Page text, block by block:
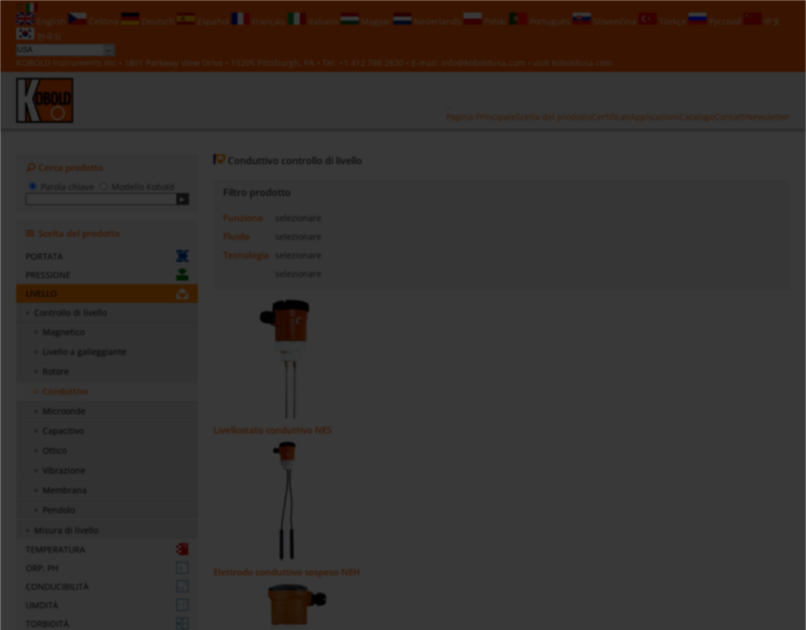
English
Čeština Deutsch Español Français Italiano Magyar Nederlands Polski Português Slovenčina Türkçe Русский
中文
한국의
KOBOLD Instruments Inc • 1801 Parkway View Drive • 15205 Pittsburgh, PA • Tel: +1 412 788 2830 • E-mail: info@koboldusa.com • visit koboldusa.com
Pagina PrincipaleScelta del prodottoCertificati Applicazioni CatalogoContatti Newsletter
Cerca prodotto
Modello Kobold
Scelta del prodotto
PORTATA
PRESSIONE
LIVELLO
Controllo di livello
Magnetico
Livello a galleggiante
Rotore
Conduttivo
Microonde
Capacitivo
Ottico
Vibrazione
Membrana
Pendolo
Misura di livello
TEMPERATURA
ORP, PH
CONDUCIBILITÀ
UMDITÀ
TORBIDITÀ
Conduttivo controllo di livello
Filtro prodotto
Funzione
Fluido
Tecnologia
Livellostato conduttivo NES
Elettrodo conduttivo sospeso NEH